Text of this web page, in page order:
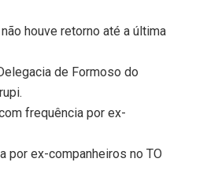
houve retorno até a última
de Formoso do
frequência por ex-
ex-companheiros no TO